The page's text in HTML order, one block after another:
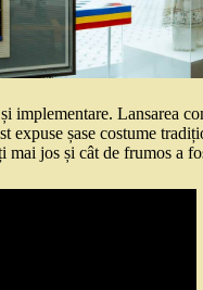
implementare. Lansarea
șase costume
jos și cât de frumos a